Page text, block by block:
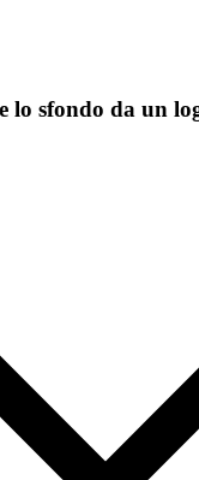
lo sfondo da un